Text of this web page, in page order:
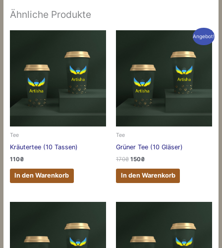
Ähnliche Produkte
Tee
Kräutertee (10 Tassen)
110₴
In den Warenkorb
Angebot!
Tee
Grüner Tee (10 Gläser)
170₴ 150₴
In den Warenkorb